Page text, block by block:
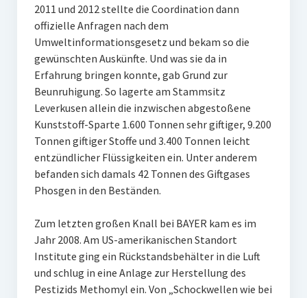
2011 und 2012 stellte die Coordination dann
offizielle Anfragen nach dem
Umweltinformationsgesetz und bekam so die
gewünschten Auskünfte. Und was sie da in
Erfahrung bringen konnte, gab Grund zur
Beunruhigung. So lagerte am Stammsitz
Leverkusen allein die inzwischen abgestoßene
Kunststoff-Sparte 1.600 Tonnen sehr giftiger, 9.200
Tonnen giftiger Stoffe und 3.400 Tonnen leicht
entzündlicher Flüssigkeiten ein. Unter anderem
befanden sich damals 42 Tonnen des Giftgases
Phosgen in den Beständen.
Zum letzten großen Knall bei BAYER kam es im
Jahr 2008. Am US-amerikanischen Standort
Institute ging ein Rückstandsbehälter in die Luft
und schlug in eine Anlage zur Herstellung des
Pestizids Methomyl ein. Von „Schockwellen wie bei